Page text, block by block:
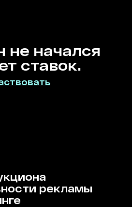
не начался
ставок.
рекламы